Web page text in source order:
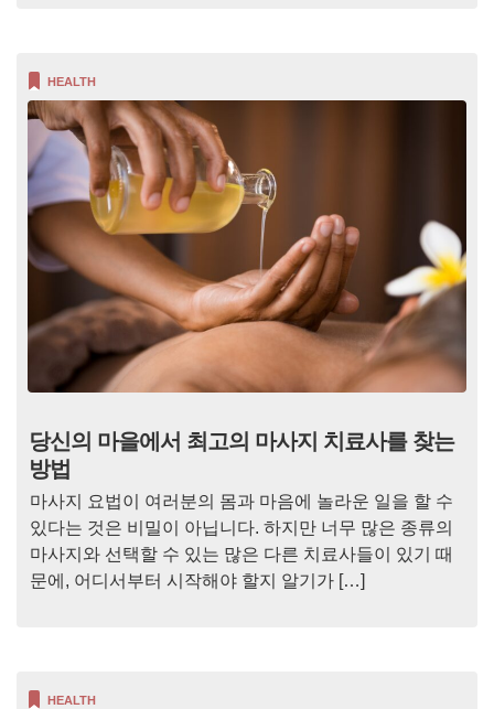
HEALTH
당신의 마을에서 최고의 마사지 치료사를 찾는
방법
마사지 요법이 여러분의 몸과 마음에 놀라운 일을 할 수
있다는 것은 비밀이 아닙니다. 하지만 너무 많은 종류의
마사지와 선택할 수 있는 많은 다른 치료사들이 있기 때
문에, 어디서부터 시작해야 할지 알기가 […]
HEALTH